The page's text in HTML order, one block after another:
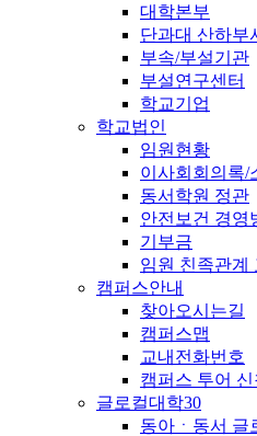
대학본부
단과대 산하부
부속/부설기관
부설연구센터
학교기업
학교법인
임원현황
이사회회의록/
동서학원 정관
안전보건 경영
기부금
임원 친족관계
캠퍼스안내
찾아오시는길
캠퍼스맵
교내전화번호
캠퍼스 투어 신
글로컬대학30
동아ㆍ동서 글